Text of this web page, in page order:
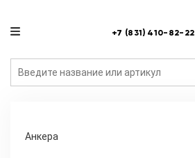
+7 (831) 410-82-22
Анкера